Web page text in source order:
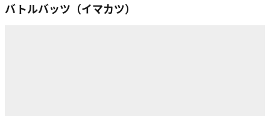
バトルバッツ（イマカツ）